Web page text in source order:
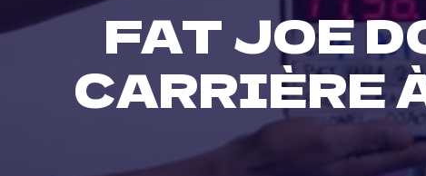
FAT JOE
CARRIÈRE